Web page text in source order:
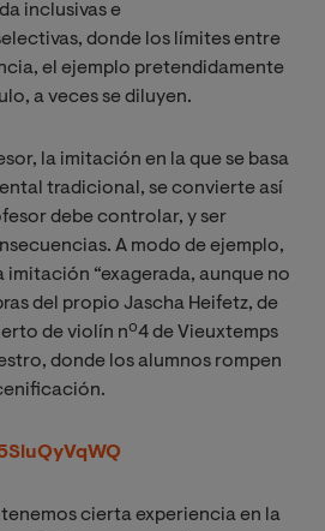
inclusivas e
donde los límites entre
el ejemplo pretendidamente
a veces se diluyen.
la imitación en la que se basa
tradicional, se convierte así
debe controlar, y ser
A modo de ejemplo,
imitación “exagerada, aunque no
del propio Jascha Heifetz, de
de violín nº4 de Vieuxtemps
donde los alumnos rompen
cierta experiencia en la